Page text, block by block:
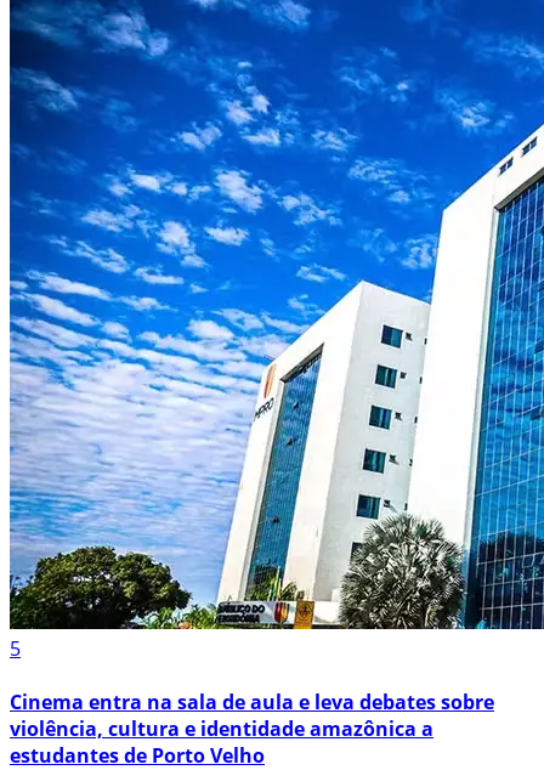
5
Cinema entra na sala de aula e leva debates sobre
violência, cultura e identidade amazônica a
estudantes de Porto Velho